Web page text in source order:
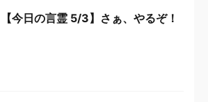
【今日の言霊 5/3】さぁ、やるぞ！